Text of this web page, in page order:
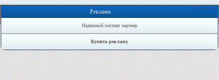
Онлайн: 0
Реклама
Надёжный хостинг партнер
Купить рекламу